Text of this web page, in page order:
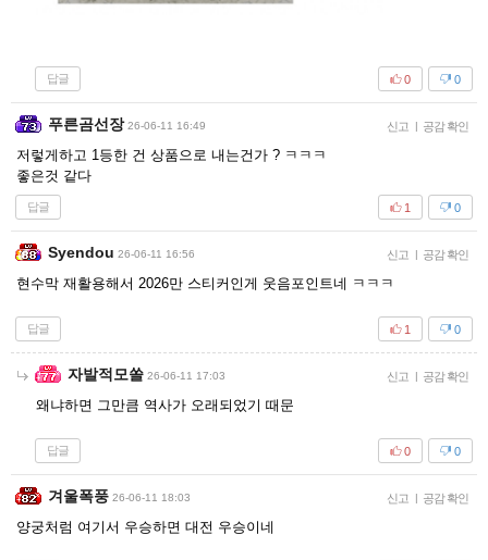
답글 0
0
푸른곰선장 26-06-11 16:49 신고 공감 확인
저렇게하고 1등한 건 상품으로 내는건가 ? ㅋㅋㅋ
좋은것 같다
답글 0
1
Syendou 26-06-11 16:56 신고 공감 확인
현수막 재활용해서 2026만 스티커인게 웃음포인트네 ㅋㅋㅋ
답글 0
1
자발적모쏠 26-06-11 17:03 신고 공감 확인
왜냐하면 그만큼 역사가 오래되었기 때문
답글 0
0
겨울폭풍 26-06-11 18:03 신고 공감 확인
양궁처럼 여기서 우승하면 대전 우승이네